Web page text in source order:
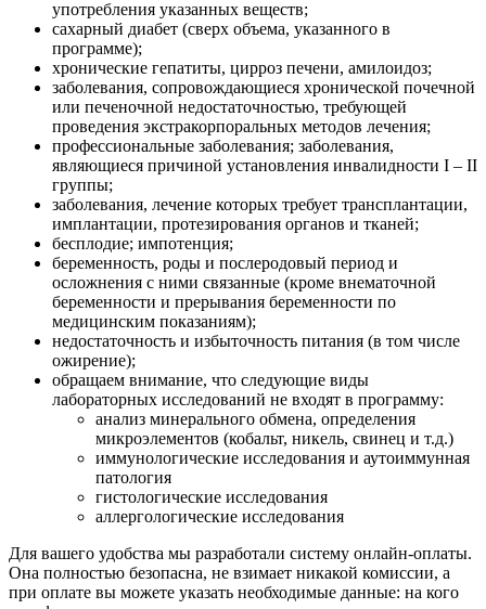
употребления указанных веществ;
сахарный диабет (сверх объема, указанного в
программе);
хронические гепатиты, цирроз печени, амилоидоз;
заболевания, сопровождающиеся хронической почечной
или печеночной недостаточностью, требующей
проведения экстракорпоральных методов лечения;
профессиональные заболевания; заболевания,
являющиеся причиной установления инвалидности I – II
группы;
заболевания, лечение которых требует трансплантации,
имплантации, протезирования органов и тканей;
бесплодие; импотенция;
беременность, роды и послеродовый период и
осложнения с ними связанные (кроме внематочной
беременности и прерывания беременности по
медицинским показаниям);
недостаточность и избыточность питания (в том числе
ожирение);
обращаем внимание, что следующие виды
лабораторных исследований не входят в программу:
анализ минерального обмена, определения
микроэлементов (кобальт, никель, свинец и т.д.)
иммунологические исследования и аутоиммунная
патология
гистологические исследования
аллергологические исследования
Для вашего удобства мы разработали систему онлайн-оплаты.
Она полностью безопасна, не взимает никакой комиссии, а
при оплате вы можете указать необходимые данные: на кого